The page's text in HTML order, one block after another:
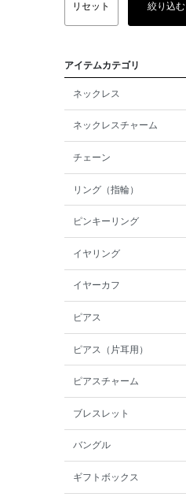
リセット
絞り込む
アイテムカテゴリ
ネックレス
ネックレスチャーム
チェーン
リング（指輪）
ピンキーリング
イヤリング
イヤーカフ
ピアス
ピアス（片耳用）
ピアスチャーム
ブレスレット
バングル
ギフトボックス